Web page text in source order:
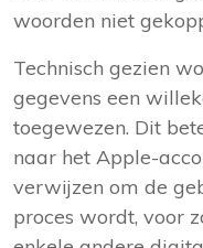
woorden niet
Technisch gezien
gegevens een
toegewezen. Dit
naar het Apple-
verwijzen om de
proces wordt, voor